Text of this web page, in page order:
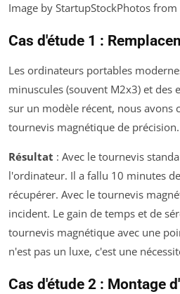
Image by StartupStockPhotos from
Cas d'étude 1 :
Les ordinateurs portables
minuscules (souvent M2x3) et des
sur un modèle récent, nous
tournevis magnétique de précision.
Résultat : Avec le tournevis
l'ordinateur. Il a fallu 10 minutes
récupérer. Avec le tournevis
incident. Le gain de temps et de
tournevis magnétique avec une
n'est pas un luxe, c'est une
Cas d'étude 2 : Montage